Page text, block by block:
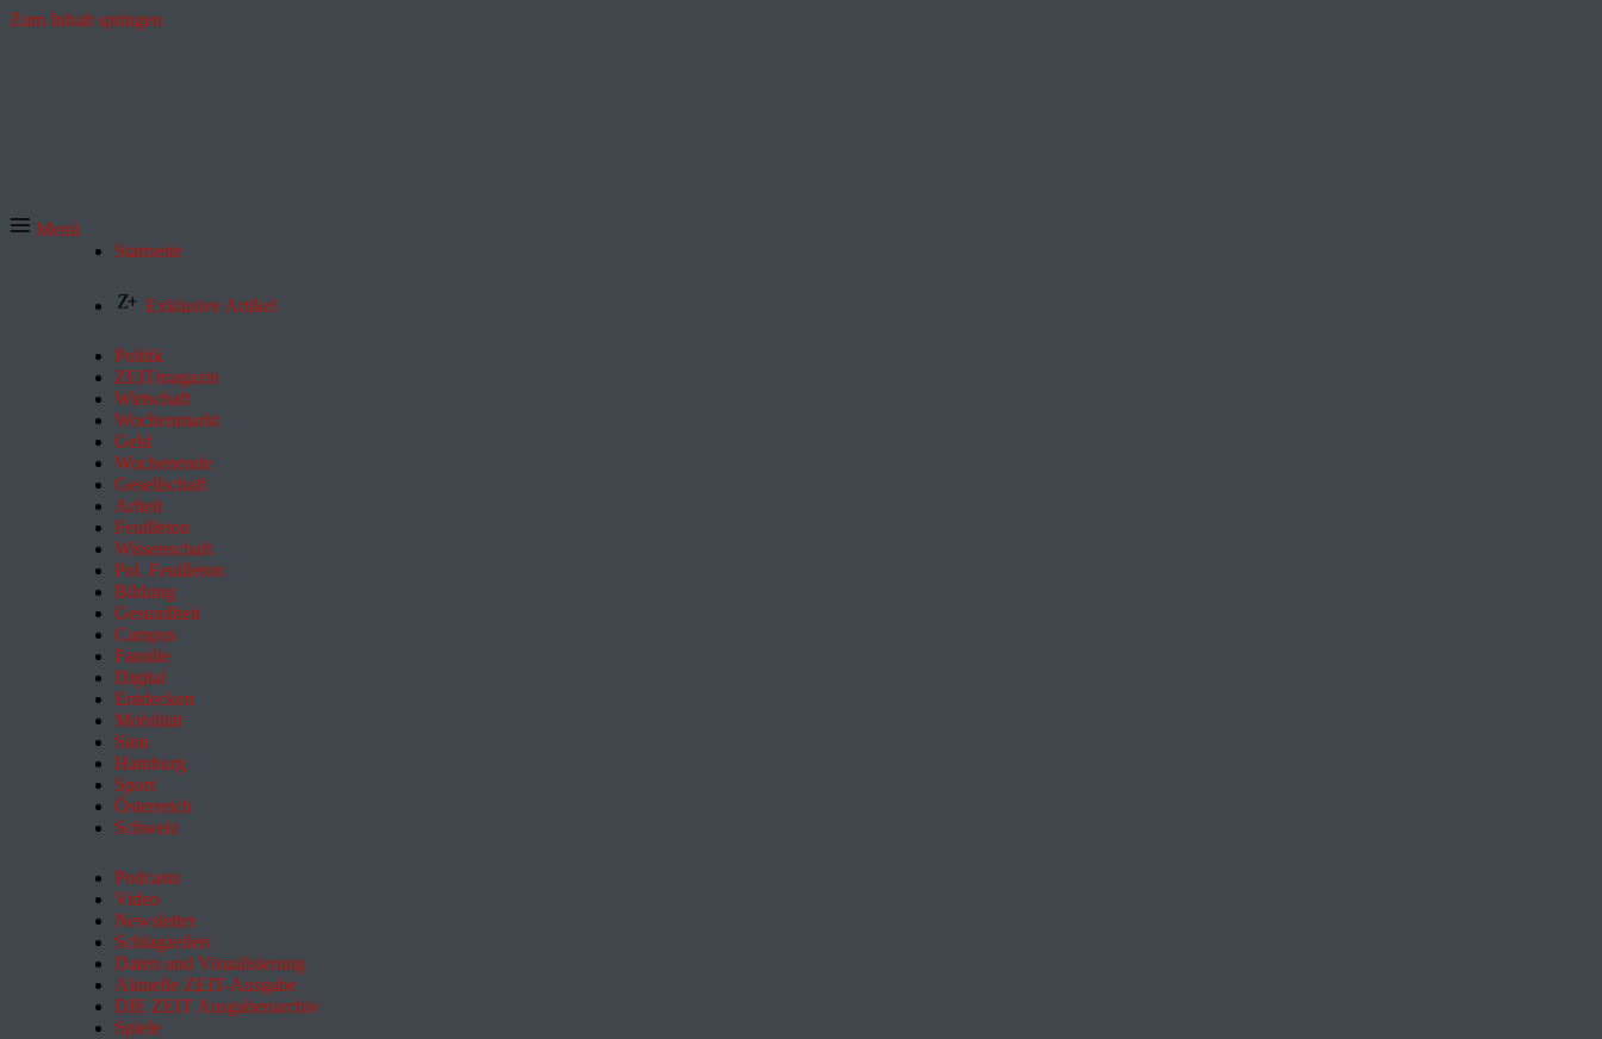
Zum Inhalt springen
Menü
Startseite
Exklusive Artikel
Politik
ZEITmagazin
Wirtschaft
Wochenmarkt
Geld
Wochenende
Gesellschaft
Arbeit
Feuilleton
Wissenschaft
Pol. Feuilleton
Bildung
Gesundheit
Campus
Familie
Digital
Entdecken
Mobilität
Sinn
Hamburg
Sport
Österreich
Schweiz
Podcasts
Video
Newsletter
Schlagzeilen
Daten und Visualisierung
Aktuelle ZEIT-Ausgabe
DIE ZEIT Ausgabenarchiv
Spiele